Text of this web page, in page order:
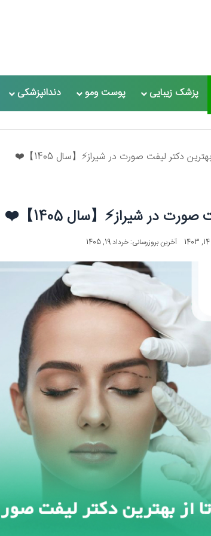
پزشک زیبایی پوست ومو دندانپزشکی
آخرین بروزرسانی: خرداد 19, 1405